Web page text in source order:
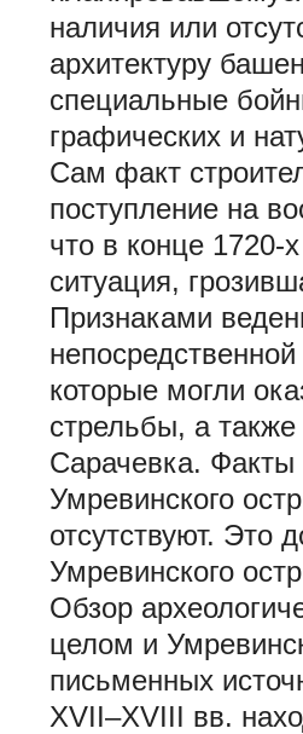
наличия или
архитектуру
специальные
графических и
Сам факт
поступление на
что в конце 1720-
ситуация,
Признаками
которые могли
стрельбы, а
Сарачевка. Факты
Умревинского
отсутствуют. Это
Умревинского
Обзор
целом и
письменных
XVII–XVIII вв.